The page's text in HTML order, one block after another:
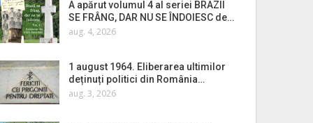
A apărut volumul 4 al seriei BRAZII
SE FRÂNG, DAR NU SE ÎNDOIESC de…
aug. 4, 2026
1 august 1964. Eliberarea ultimilor
deținuți politici din România…
aug. 3, 2026